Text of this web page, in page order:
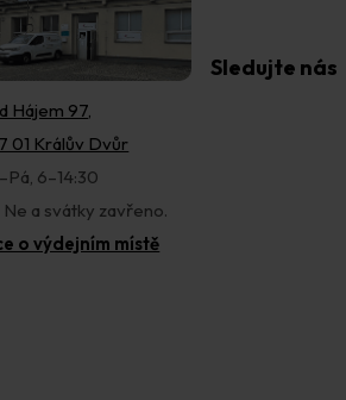
Hájem 97,
01 Králův Dvůr
6–14:30
Ne a svátky zavřeno.
o výdejním místě
Sledujte nás